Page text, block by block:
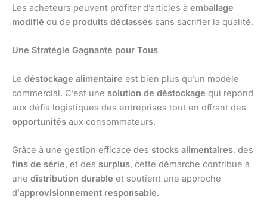
Les acheteurs peuvent profiter d’articles à emballage
modifié ou de produits déclassés sans sacrifier la qualité.
Une Stratégie Gagnante pour Tous
Le déstockage alimentaire est bien plus qu’un modèle
commercial. C’est une solution de déstockage qui répond
aux défis logistiques des entreprises tout en offrant des
opportunités aux consommateurs.
Grâce à une gestion efficace des stocks alimentaires, des
fins de série, et des surplus, cette démarche contribue à
une distribution durable et soutient une approche
d’approvisionnement responsable.